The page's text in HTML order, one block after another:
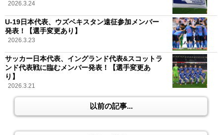
2026.3.24
U-19日本代表、ウズベキスタン遠征参加メンバー
発表！【選手変更あり】
2026.3.23
サッカー日本代表、イングランド代表&スコットラ
ンド代表戦に臨むメンバー発表！【選手変更あ
り】
2026.3.21
以前の記事...